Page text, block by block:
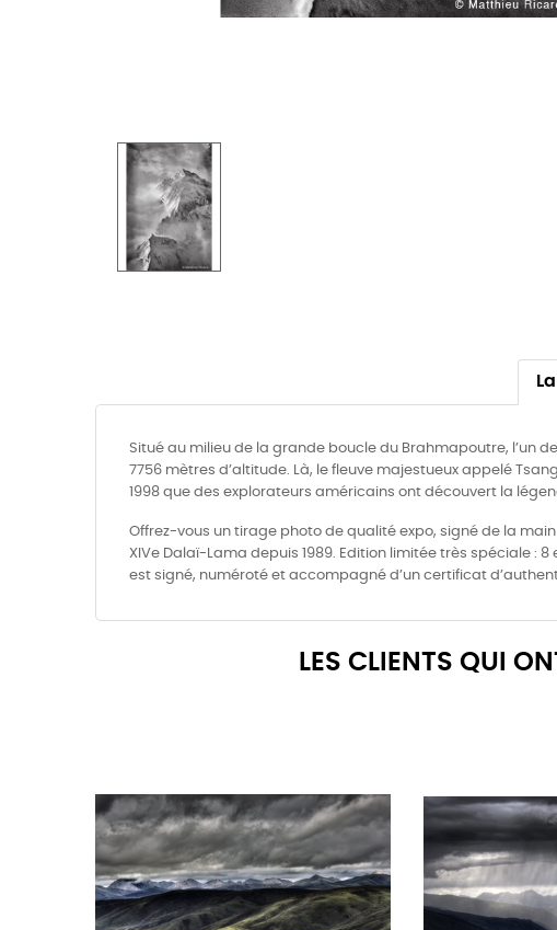
Situé au milieu de la grande boucle du Brahmapoutre, l’un
7756 mètres d’altitude. Là, le fleuve majestueux appelé
1998 que des explorateurs américains ont découvert la
Offrez-vous un tirage photo de qualité expo, signé de la
XIVe Dalaï-Lama depuis 1989. Edition limitée très spéciale :
est signé, numéroté et accompagné d’un certificat
LES CLIENTS QUI